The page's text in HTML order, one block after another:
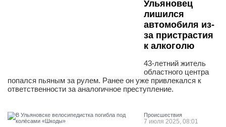
Ульяновец
лишился
автомобиля из-
за пристрастия
к алкоголю
43-летний житель
областного центра
попался пьяным за рулем. Ранее он уже привлекался к
ответственности за аналогичное преступление.
Проиcшествия
7 июля 2025, 08:01